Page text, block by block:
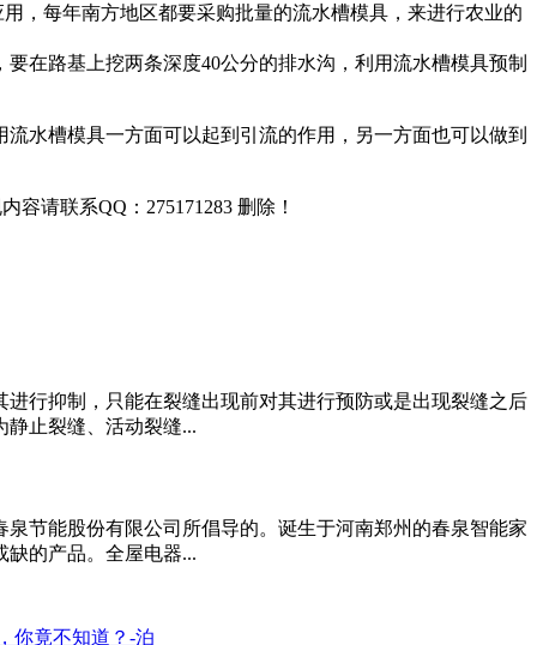
，每年南方地区都要采购批量的流水槽模具，来进行农业的
在路基上挖两条深度40公分的排水沟，利用流水槽模具预制
水槽模具一方面可以起到引流的作用，另一方面也可以做到
请联系QQ：275171283 删除！
行抑制，只能在裂缝出现前对其进行预防或是出现裂缝之后
止裂缝、活动裂缝...
节能股份有限公司所倡导的。诞生于河南郑州的春泉智能家
的产品。全屋电器...
你竟不知道？-泊